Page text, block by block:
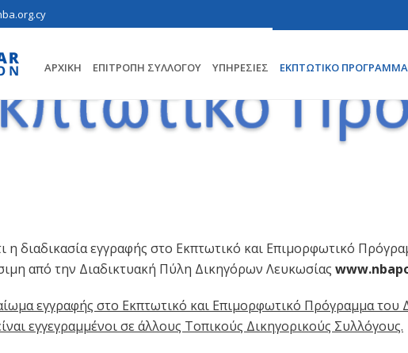
ΑΡΧΙΚΉ ΕΠΙΤΡΟΠΗ ΣΥΛΛΟΓΟΥ ΥΠΗΡΕΣΊΕΣ ΕΚΠΤΩΤΙΚΌ ΠΡΌΓΡΑΜΜΑ
η διαδικασία εγγραφής στο Εκπτωτικό και Επιμορφωτικό
από την Διαδικτυακή Πύλη Δικηγόρων Λευκωσίας
εγγραφής στο Εκπτωτικό και Επιμορφωτικό Πρόγραμμα
εγγεγραμμένοι σε άλλους Τοπικούς Δικηγορικούς Συλλόγους.